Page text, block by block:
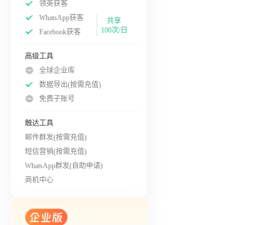
领英获客
WhatsApp获客
Facebook获客
共享
100次/日
高级工具
全球企业库
数据导出(按需充值)
免费子账号
触达工具
邮件群发(按需充值)
短信营销(按需充值)
WhatsApp群发(自助申请)
商机中心